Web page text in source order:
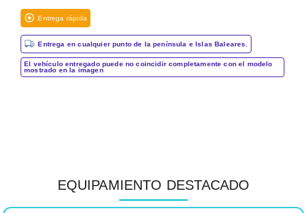
Entrega rápida
Entrega en cualquier punto de la península e Islas Baleares.
El vehículo entregado puede no coincidir completamente con el modelo
mostrado en la imagen
EQUIPAMIENTO DESTACADO